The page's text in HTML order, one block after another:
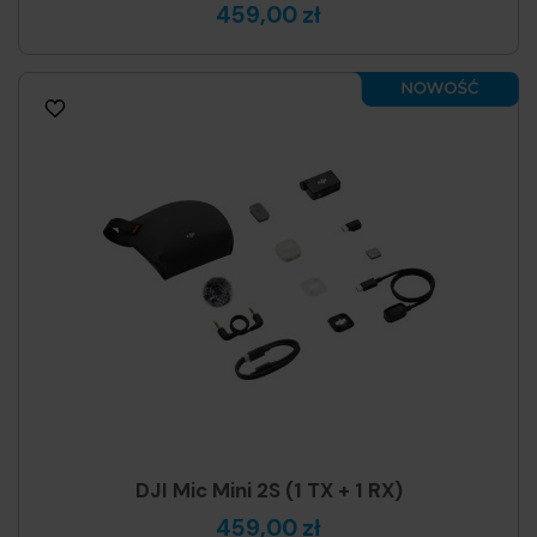
459,00 zł
DJI Mic Mini 2S (1 TX + 1 RX)
459,00 zł